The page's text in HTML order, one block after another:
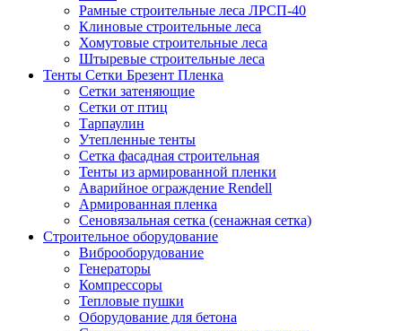
Рамные строительные леса ЛРСП-40
Клиновые строительные леса
Хомутовые строительные леса
Штыревые строительные леса
Тенты Сетки Брезент Пленка
Сетки затеняющие
Сетки от птиц
Тарпаулин
Утепленные тенты
Сетка фасадная строительная
Тенты из армированной пленки
Аварийное ограждение Rendell
Армированная пленка
Сеновязальная сетка (сенажная сетка)
Строительное оборудование
Виброоборудование
Генераторы
Компрессоры
Тепловые пушки
Оборудование для бетона